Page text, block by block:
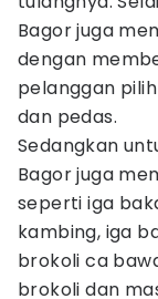
Bagor juga
dengan
pelanggan
dan pedas.
Sedangkan
Bagor juga
seperti iga
kambing, iga
brokoli ca
brokoli dan